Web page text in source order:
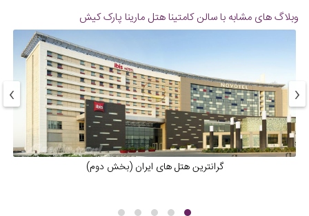
وبلاگ های مشابه با سالن کامتینا هتل مارینا پارک کیش
گرانترین هتل های ایران (بخش دوم)
‹
›